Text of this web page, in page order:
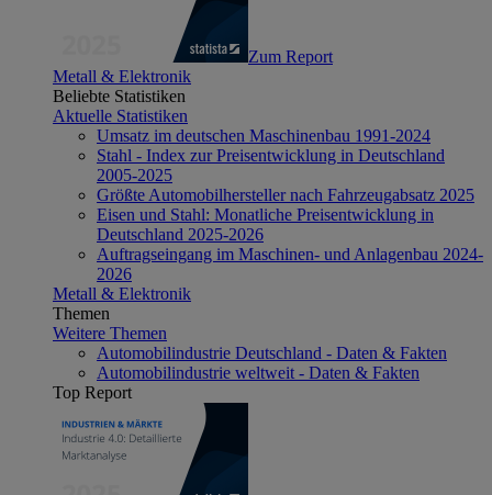
Zum Report
Metall & Elektronik
Beliebte Statistiken
Aktuelle Statistiken
Umsatz im deutschen Maschinenbau 1991-2024
Stahl - Index zur Preisentwicklung in Deutschland
2005-2025
Größte Automobilhersteller nach Fahrzeugabsatz 2025
Eisen und Stahl: Monatliche Preisentwicklung in
Deutschland 2025-2026
Auftragseingang im Maschinen- und Anlagenbau 2024-
2026
Metall & Elektronik
Themen
Weitere Themen
Automobilindustrie Deutschland - Daten & Fakten
Automobilindustrie weltweit - Daten & Fakten
Top Report